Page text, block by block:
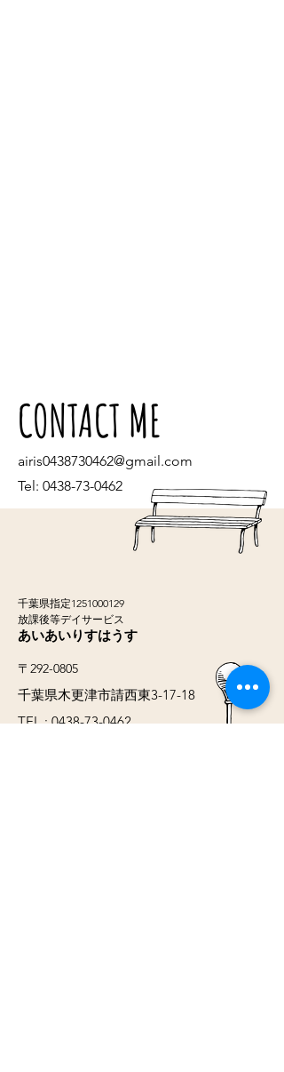
CONTACT ME
airis0438730462@gmail.com
Tel: 0438-73-0462
千葉県指定1251000129
放課後等デイサービス
あいあいりすはうす
〒292-0805
千葉県木更津市請西東3-17-18
TEL : 0438-73-0462